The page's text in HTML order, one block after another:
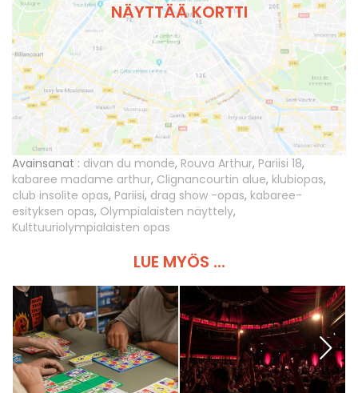
NÄYTTÄÄ KORTTI
Avainsanat : divan du monde, Rouva Arthur, Pariisi 18,
kabaree madame arthur, Clignancourtin alue, klubiopas,
club insolite opas, Pariisi, drag show -opas, kabaree-
esityksen opas, Olympialaisten näyttely,
Kulttuuriolympialaisten opas
LUE MYÖS ...